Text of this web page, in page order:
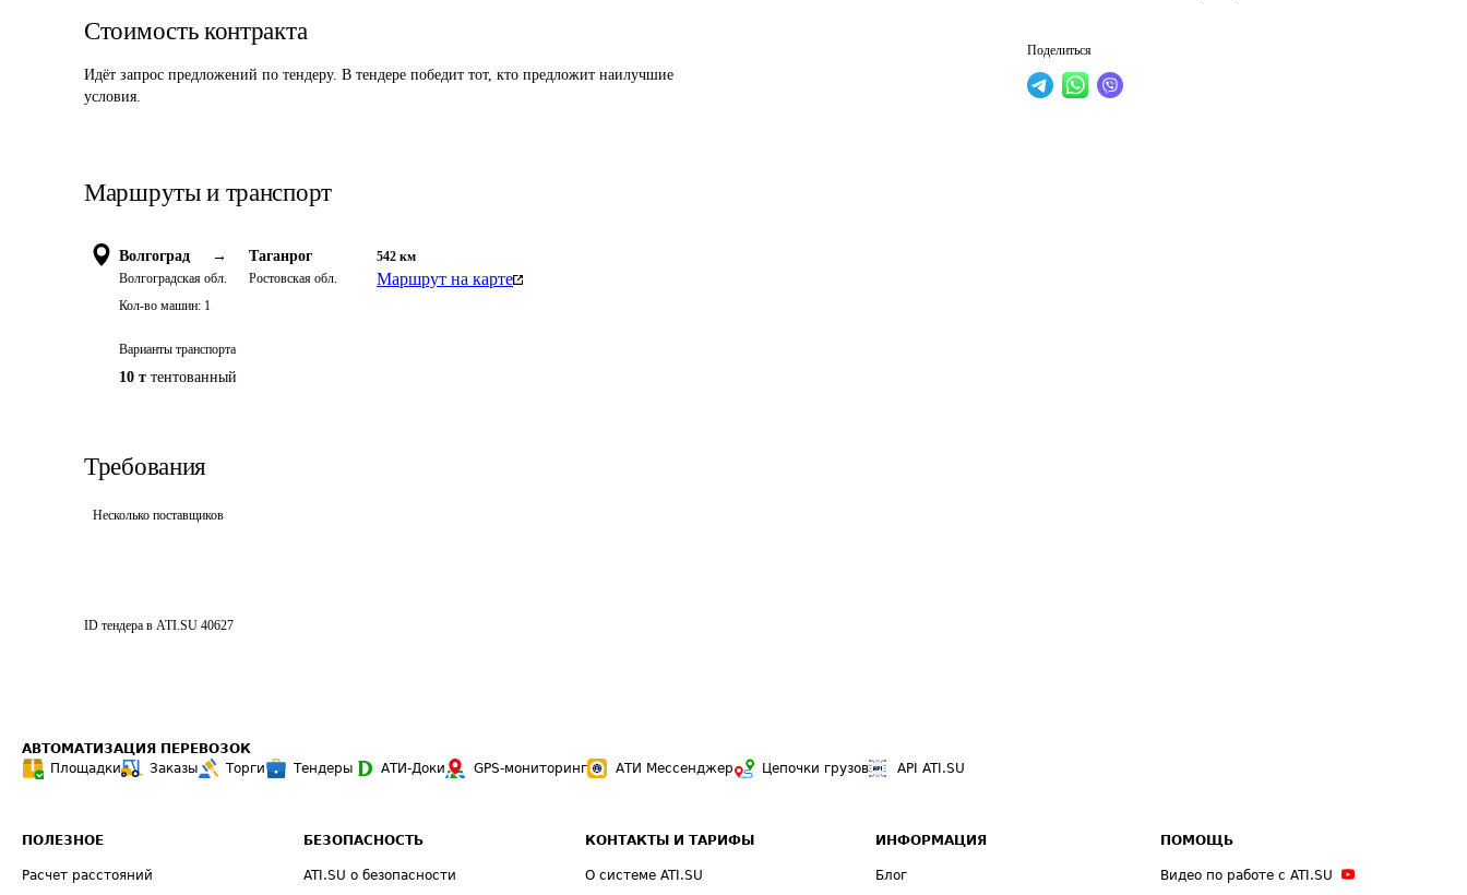
Поделиться
Стоимость контракта
Идёт запрос предложений по тендеру. В тендере победит тот, кто предложит наилучшие
условия.
Маршруты и транспорт
Волгоград →
Волгоградская обл.
Таганрог
Ростовская обл.
542 км
Маршрут на карте
Кол-во машин: 1
Варианты транспорта
10 т тентованный
Требования
Несколько поставщиков
ID тендера в ATI.SU 40627
АВТОМАТИЗАЦИЯ ПЕРЕВОЗОК
Площадки
Заказы Торги Тендеры АТИ-Доки GPS-мониторинг АТИ Мессенджер Цепочки грузов API ATI.SU
ПОЛЕЗНОЕ
Расчет расстояний
БЕЗОПАСНОСТЬ
ATI.SU о безопасности
КОНТАКТЫ И ТАРИФЫ
О системе ATI.SU
ИНФОРМАЦИЯ
Блог
ПОМОЩЬ
Видео по работе с ATI.SU